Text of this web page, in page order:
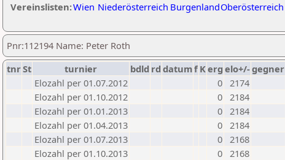
Vereinslisten:Wien Niederösterreich BurgenlandOberösterreich
Pnr:112194 Name: Peter Roth
tnrSt turnier bdld rd datumf Kerg elo+/-gegner
Elozahl per 01.07.2012
0 2174
Elozahl per 01.10.2012
0 2184
Elozahl per 01.01.2013
0 2184
Elozahl per 01.04.2013
0 2184
Elozahl per 01.07.2013
0 2168
Elozahl per 01.10.2013
0 2168